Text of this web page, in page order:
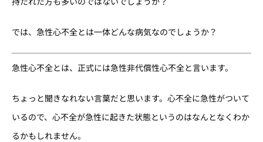
では、急性心不全とは一体どんな病気なのでしょうか？
急性心不全とは、正式には急性非代償性心不全と言います。
ちょっと聞きなれない言葉だと思います。心不全に急性がついて
いるので、心不全が急性に起きた状態というのはなんとなくわか
るかもしれません。